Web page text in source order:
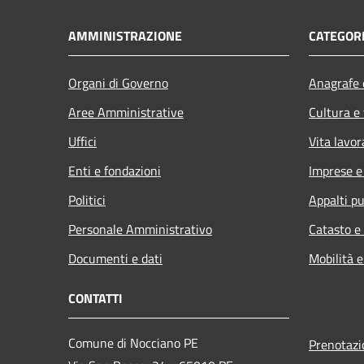
AMMINISTRAZIONE
Organi di Governo
Aree Amministrative
Uffici
Enti e fondazioni
Politici
Personale Amministrativo
Documenti e dati
Cultura
Vita
Imprese
Appalti
Catasto
Mobilità
CONTATTI
Comune di Nocciano PE